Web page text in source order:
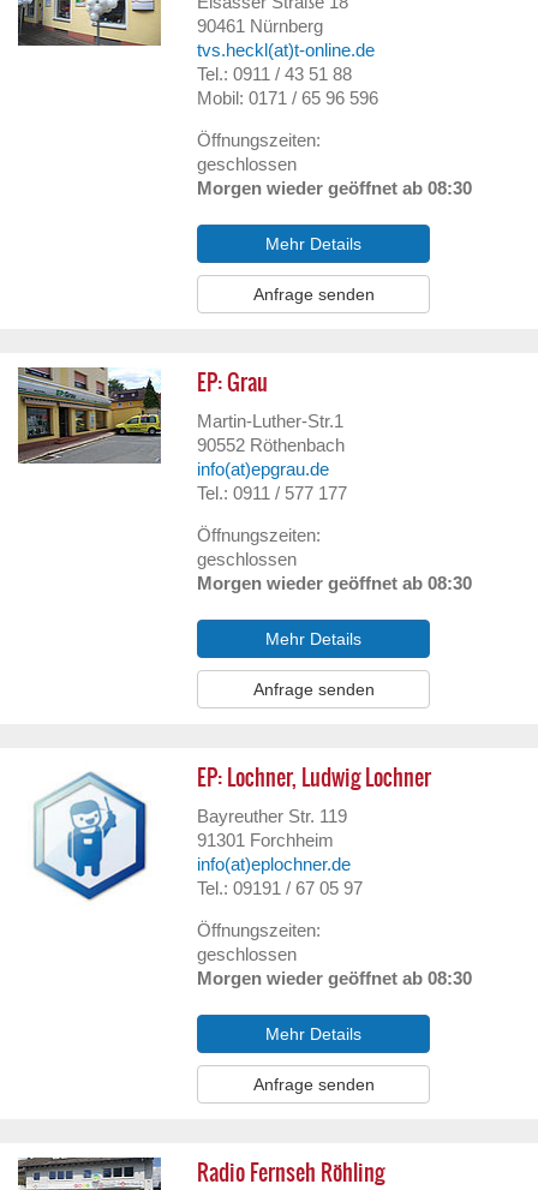
90461 Nürnberg
tvs.heckl(at)t-online.de
Tel.: 0911 / 43 51 88
Mobil: 0171 / 65 96 596
Öffnungszeiten:
geschlossen
Morgen wieder geöffnet ab 08:30
Mehr Details
Anfrage senden
EP: Grau
Martin-Luther-Str.1
90552 Röthenbach
info(at)epgrau.de
Tel.: 0911 / 577 177
Öffnungszeiten:
geschlossen
Morgen wieder geöffnet ab 08:30
Mehr Details
Anfrage senden
EP: Lochner, Ludwig Lochner
Bayreuther Str. 119
91301 Forchheim
info(at)eplochner.de
Tel.: 09191 / 67 05 97
Öffnungszeiten:
geschlossen
Morgen wieder geöffnet ab 08:30
Mehr Details
Anfrage senden
Radio Fernseh Röhling